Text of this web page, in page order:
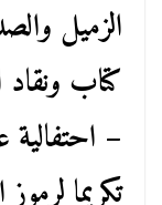
الزميل
كتاب
– احتفالية